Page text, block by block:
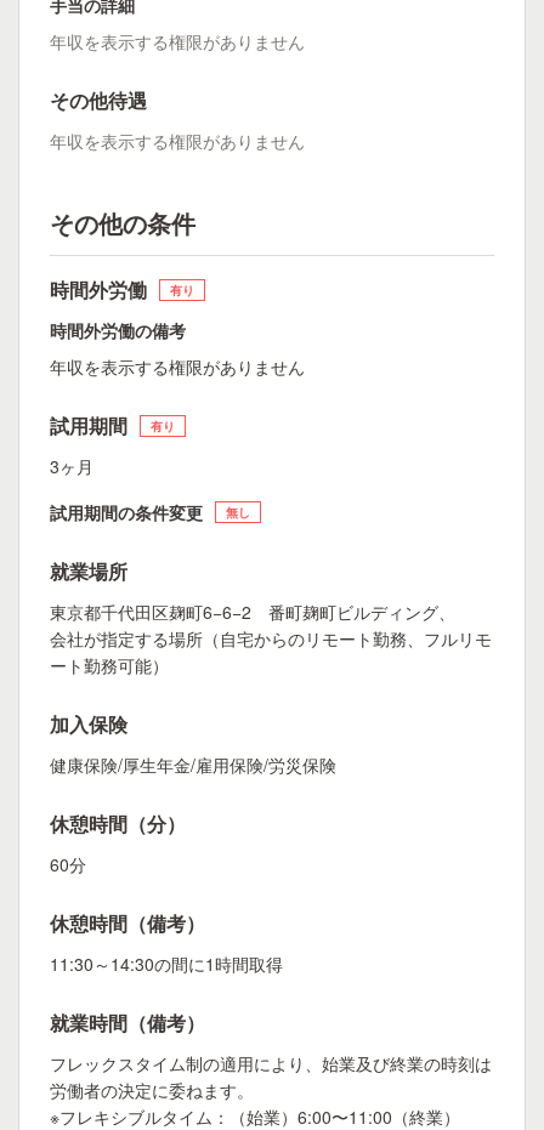
手当の詳細
年収を表示する権限がありません
その他待遇
年収を表示する権限がありません
その他の条件
時間外労働 有り
時間外労働の備考
年収を表示する権限がありません
試用期間 有り
3ヶ月
試用期間の条件変更
無し
就業場所
東京都千代田区麹町6−6−2 番町麹町ビルディング、
会社が指定する場所（自宅からのリモート勤務、フルリモ
ート勤務可能）
加入保険
健康保険/厚生年金/雇用保険/労災保険
休憩時間（分）
60分
休憩時間（備考）
11:30～14:30の間に1時間取得
就業時間（備考）
フレックスタイム制の適用により、始業及び終業の時刻は
労働者の決定に委ねます。
※フレキシブルタイム：（始業）6:00〜11:00（終業）